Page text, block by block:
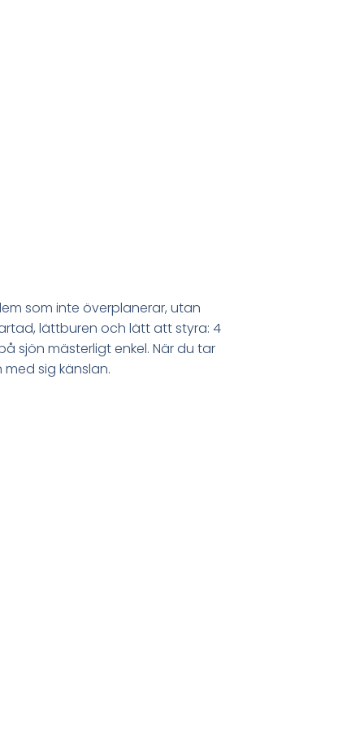
som inte överplanerar, utan
lättburen och lätt att styra: 4
sjön mästerligt enkel. När du tar
sig känslan.